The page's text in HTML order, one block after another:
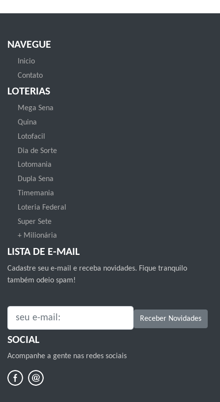
NAVEGUE
Inicio
Contato
LOTERIAS
Mega Sena
Quina
Lotofacil
Dia de Sorte
Lotomania
Dupla Sena
Timemania
Loteria Federal
Super Sete
+ Milionária
LISTA DE E-MAIL
Cadastre seu e-mail e receba novidades. Fique tranquilo
também odeio spam!
SEU E-MAIL: Receber Novidades
SOCIAL
Acompanhe a gente nas redes sociais